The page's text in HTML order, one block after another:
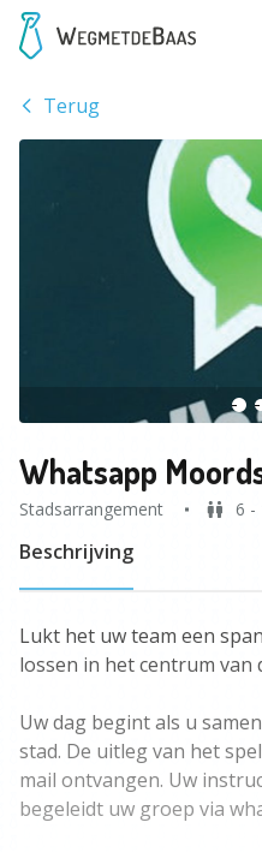
Terug
Whatsapp
Stadsarrangement 6 -
Beschrijving
Lukt het uw team een
lossen in het centrum van
Uw dag begint als u
stad. De uitleg van het
mail ontvangen. Uw
begeleidt uw groep via